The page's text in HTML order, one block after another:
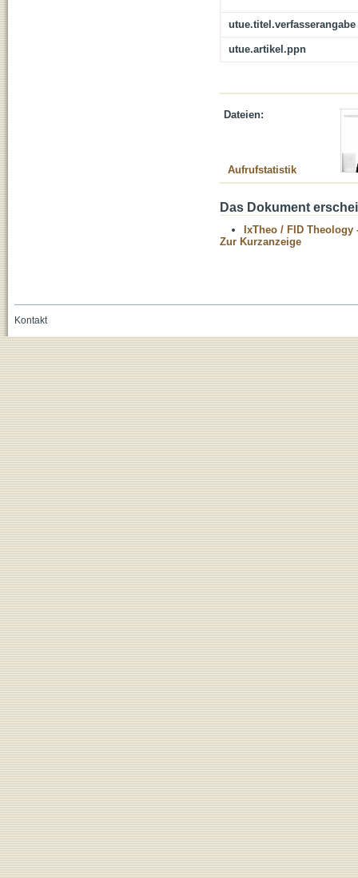
utue.titel.verfasserangabe
utue.artikel.ppn
Dateien:
Aufrufstatistik
Das Dokument
IxTheo / FID Theology
Zur Kurzanzeige
Kontakt